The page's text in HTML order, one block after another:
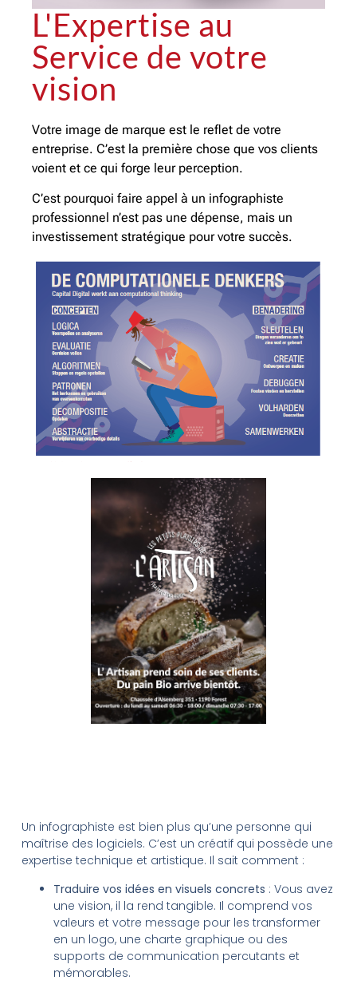
Votre image de marque est le reflet de votre
entreprise. C’est la première chose que vos clients
voient et ce qui forge leur perception.
C’est pourquoi faire appel à un infographiste
professionnel n’est pas une dépense, mais un
investissement stratégique pour votre succès.
L'Expertise au
Service de votre
vision
Un infographiste est bien plus qu’une personne qui
maîtrise des logiciels. C’est un créatif qui possède une
expertise technique et artistique. Il sait comment :
Traduire vos idées en visuels concrets : Vous avez
une vision, il la rend tangible. Il comprend vos
valeurs et votre message pour les transformer
en un logo, une charte graphique ou des
supports de communication percutants et
mémorables.